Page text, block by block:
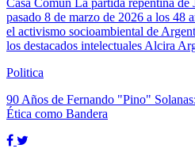
Casa Común La partida repentina de
pasado 8 de marzo de 2026 a los 48
el activismo socioambiental de
los destacados intelectuales Alcira
Politica
90 Años de Fernando "Pino"
Ética como Bandera